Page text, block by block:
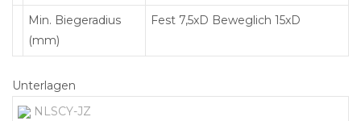
Min. Biegeradius
(mm)
Fest 7,5xD Beweglich 15xD
Unterlagen
NLSCY-JZ